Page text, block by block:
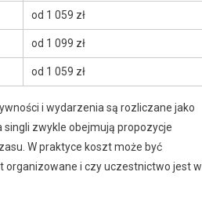
od 1 059 zł
od 1 099 zł
od 1 059 zł
i wydarzenia są rozliczane jako
singli zwykle obejmują propozycje
W praktyce koszt może być
organizowane i czy uczestnictwo jest w